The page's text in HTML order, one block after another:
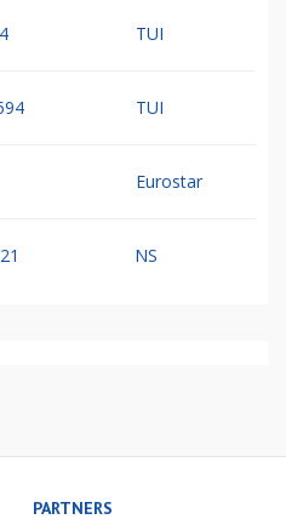
TUI
TUI
Eurostar
NS
PARTNERS